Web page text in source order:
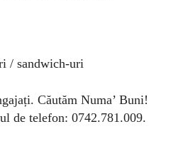
/ sandwich-uri
Căutăm Numa’ Buni!
de telefon: 0742.781.009.